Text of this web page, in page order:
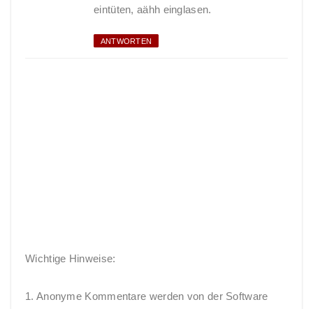
eintüten, aähh einglasen.
ANTWORTEN
Wichtige Hinweise:
1. Anonyme Kommentare werden von der Software